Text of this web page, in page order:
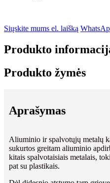
Siųskite mums el. laišką
Produkto
Produkto žymės
Aprašymas
Aliuminio ir spalvotųjų metalų
sukurtos greitam aliuminio
kitais spalvotaisiais metalais,
pat su plastikais.